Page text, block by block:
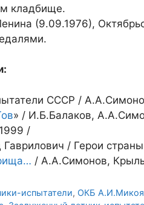
кладбище.
(9.09.1976),
СССР /
» / И.Б.Балаков,
/
/ Герои
/ А.А.Симонов,
испытатели, ОКБ